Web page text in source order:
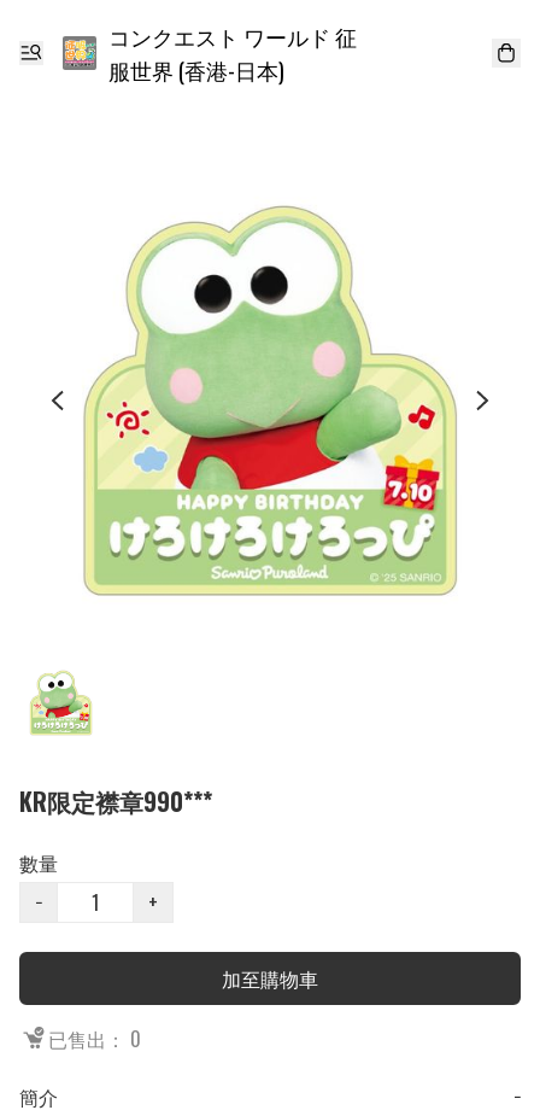
コンクエスト ワールド 征
服世界 (香港-日本)
KR限定襟章990***
數量
−
+
加至購物車
已售出： 0
簡介
−